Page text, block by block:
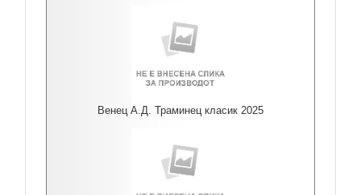
Венец А.Д. Траминец класик 2025